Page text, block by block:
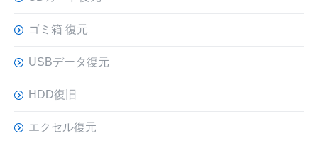
ゴミ箱 復元
USBデータ復元
HDD復旧
エクセル復元